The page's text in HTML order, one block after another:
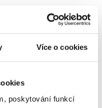
Více o cookies
poskytování funkcí
s diamanty Shiny Loop
444 Kč